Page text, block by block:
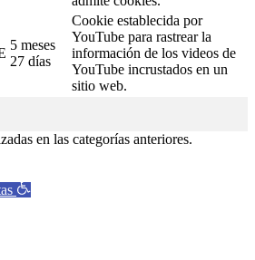
5 meses
27 días
Cookie establecida por
YouTube para rastrear la
información de los videos de
YouTube incrustados en un
sitio web.
en las categorías anteriores.